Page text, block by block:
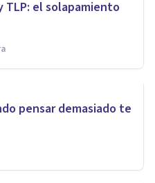
TLP: el solapamiento
pensar demasiado te